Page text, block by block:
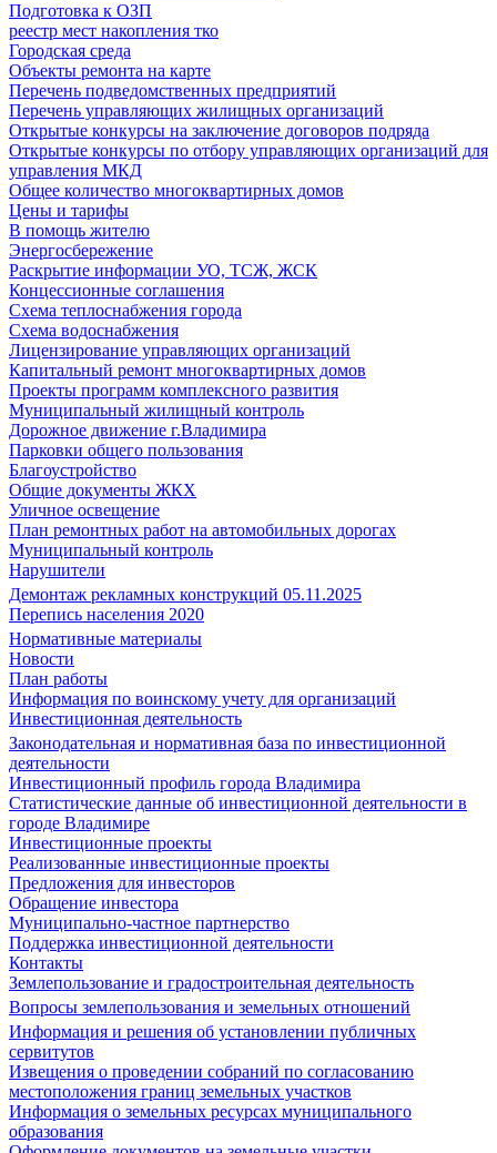
Подготовка к ОЗП
реестр мест накопления тко
Городская среда
Объекты ремонта на карте
Перечень подведомственных предприятий
Перечень управляющих жилищных организаций
Открытые конкурсы на заключение договоров подряда
Открытые конкурсы по отбору управляющих организаций для
управления МКД
Общее количество многоквартирных домов
Цены и тарифы
В помощь жителю
Энергосбережение
Раскрытие информации УО, ТСЖ, ЖСК
Концессионные соглашения
Схема теплоснабжения города
Схема водоснабжения
Лицензирование управляющих организаций
Капитальный ремонт многоквартирных домов
Проекты программ комплексного развития
Муниципальный жилищный контроль
Дорожное движение г.Владимира
Парковки общего пользования
Благоустройство
Общие документы ЖКХ
Уличное освещение
План ремонтных работ на автомобильных дорогах
Муниципальный контроль
Нарушители
Демонтаж рекламных конструкций 05.11.2025
Перепись населения 2020
Нормативные материалы
Новости
План работы
Информация по воинскому учету для организаций
Инвестиционная деятельность
Законодательная и нормативная база по инвестиционной
деятельности
Инвестиционный профиль города Владимира
Статистические данные об инвестиционной деятельности в
городе Владимире
Инвестиционные проекты
Реализованные инвестиционные проекты
Предложения для инвесторов
Обращение инвестора
Муниципально-частное партнерство
Поддержка инвестиционной деятельности
Контакты
Землепользование и градостроительная деятельность
Вопросы землепользования и земельных отношений
Информация и решения об установлении публичных
сервитутов
Извещения о проведении собраний по согласованию
местоположения границ земельных участков
Информация о земельных ресурсах муниципального
образования